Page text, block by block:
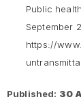
Public
September
https://
Published: 30